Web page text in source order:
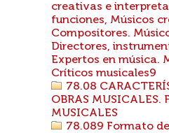
creativas e
funciones, Músicos
Compositores.
Directores,
Expertos en música.
Críticos musicales9
78.08
OBRAS MUSICALES.
MUSICALES
78.089 Formato